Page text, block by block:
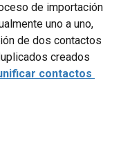
de importación
uno a uno,
de dos contactos
creados
contactos